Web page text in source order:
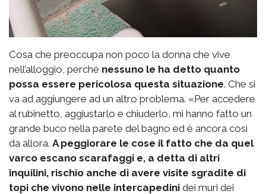
Cosa che preoccupa non poco la donna che vive
nell’alloggio, perché nessuno le ha detto quanto
possa essere pericolosa questa situazione. Che si
va ad aggiungere ad un altro problema. «Per accedere
al rubinetto, aggiustarlo e chiuderlo, mi hanno fatto un
grande buco nella parete del bagno ed è ancora così
da allora. A peggiorare le cose il fatto che da quel
varco escano scarafaggi e, a detta di altri
inquilini, rischio anche di avere visite sgradite di
topi che vivono nelle intercapedini dei muri dei